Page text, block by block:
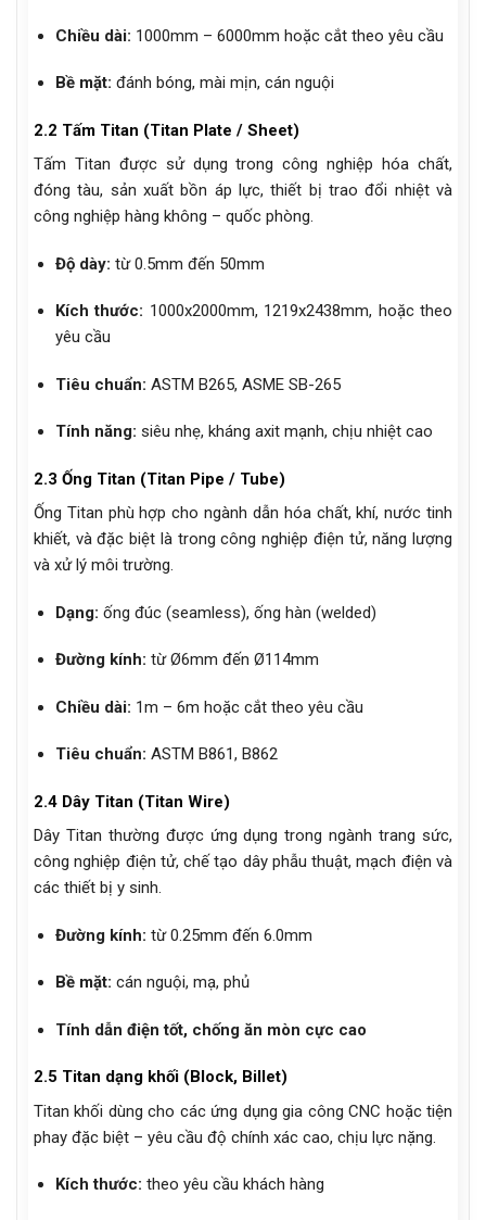
Chiều dài: 1000mm – 6000mm hoặc cắt theo yêu cầu
Bề mặt: đánh bóng, mài mịn, cán nguội
2.2 Tấm Titan (Titan Plate / Sheet)
Tấm Titan được sử dụng trong công nghiệp hóa chất,
đóng tàu, sản xuất bồn áp lực, thiết bị trao đổi nhiệt và
công nghiệp hàng không – quốc phòng.
Độ dày: từ 0.5mm đến 50mm
Kích thước: 1000x2000mm, 1219x2438mm, hoặc theo
yêu cầu
Tiêu chuẩn: ASTM B265, ASME SB-265
Tính năng: siêu nhẹ, kháng axit mạnh, chịu nhiệt cao
2.3 Ống Titan (Titan Pipe / Tube)
Ống Titan phù hợp cho ngành dẫn hóa chất, khí, nước tinh
khiết, và đặc biệt là trong công nghiệp điện tử, năng lượng
và xử lý môi trường.
Dạng: ống đúc (seamless), ống hàn (welded)
Đường kính: từ Ø6mm đến Ø114mm
Chiều dài: 1m – 6m hoặc cắt theo yêu cầu
Tiêu chuẩn: ASTM B861, B862
2.4 Dây Titan (Titan Wire)
Dây Titan thường được ứng dụng trong ngành trang sức,
công nghiệp điện tử, chế tạo dây phẫu thuật, mạch điện và
các thiết bị y sinh.
Đường kính: từ 0.25mm đến 6.0mm
Bề mặt: cán nguội, mạ, phủ
Tính dẫn điện tốt, chống ăn mòn cực cao
2.5 Titan dạng khối (Block, Billet)
Titan khối dùng cho các ứng dụng gia công CNC hoặc tiện
phay đặc biệt – yêu cầu độ chính xác cao, chịu lực nặng.
Kích thước: theo yêu cầu khách hàng